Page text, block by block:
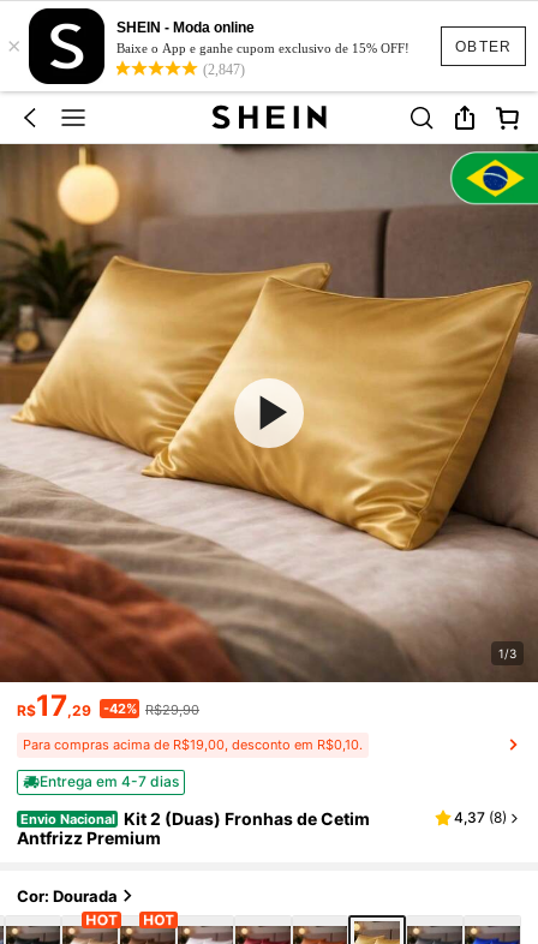
OBTER
×
SHEIN - Moda online
Baixe o App e ganhe cupom exclusivo de 15% OFF!
(2,847)
1/3
R$17,29 -42% R$29,90
Para compras acima de R$19,00, desconto em R$0,10.
Entrega em 4-7 dias
Envio Nacional Kit 2 (Duas) Fronhas de Cetim
Antfrizz Premium
4,37 (8)
Cor: Dourada